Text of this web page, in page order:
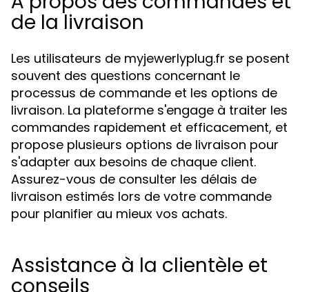
de la livraison
Les utilisateurs de myjewerlyplug.fr se posent
souvent des questions concernant le
processus de commande et les options de
livraison. La plateforme s'engage à traiter les
commandes rapidement et efficacement, et
propose plusieurs options de livraison pour
s'adapter aux besoins de chaque client.
Assurez-vous de consulter les délais de
livraison estimés lors de votre commande
pour planifier au mieux vos achats.
Assistance à la clientèle et
conseils